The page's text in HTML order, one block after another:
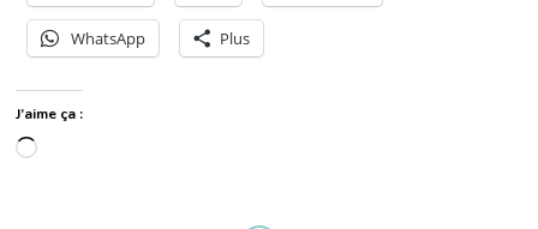
WhatsApp Plus
J’aime ça :
Chargement…